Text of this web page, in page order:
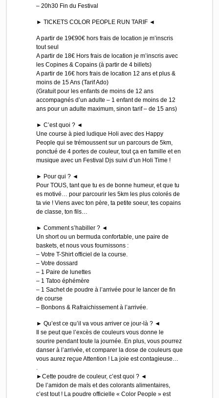
– 20h30 Fin du Festival
► TICKETS COLOR PEOPLE RUN TARIF ◄
A partir de 19€90€ hors frais de location je m’inscris
tout seul
A partir de 18€ Hors frais de location je m’inscris avec
les Copines & Copains (à partir de 4 billets)
A partir de 16€ hors frais de location 12 ans et plus &
moins de 15 Ans (Tarif Ado)
(Gratuit pour les enfants de moins de 12 ans
accompagnés d’un adulte – 1 enfant de moins de 12
ans pour un adulte maximum, sinon tarif – de 15 ans)
► C’est quoi ? ◄
Une course à pied ludique Holi avec des Happy
People qui se trémoussent sur un parcours de 5km,
ponctué de 4 portes de couleur, tout ça en famille et en
musique avec un Festival Djs suivi d’un Holi Time !
► Pour qui ? ◄
Pour TOUS, tant que tu es de bonne humeur, et que tu
es motivé… pour parcourir les 5km les plus colorés de
ta vie ! Viens avec ton père, ta petite soeur, tes copains
de classe, ton fils…
► Comment s’habiller ? ◄
Un short ou un bermuda confortable, une paire de
baskets, et nous vous fournissons :
– Votre T-Shirt officiel de la course.
– Votre dossard
– 1 Paire de lunettes
– 1 Tatoo éphémère
– 1 Sachet de poudre à l’arrivée pour le lancer de fin
de course
– Bonbons & Rafraichissement à l’arrivée.
► Qu’est ce qu’il va vous arriver ce jour-là ? ◄
Il se peut que l’excès de couleurs vous donne le
sourire pendant toute la journée. En plus, vous pourrez
danser à l’arrivée, et comparer la dose de couleurs que
vous aurez reçue Attention ! La joie est contagieuse…
►Cette poudre de couleur, c’est quoi ? ◄
De l’amidon de maīs et des colorants alimentaires,
c’est tout ! La poudre officielle « Color People » est